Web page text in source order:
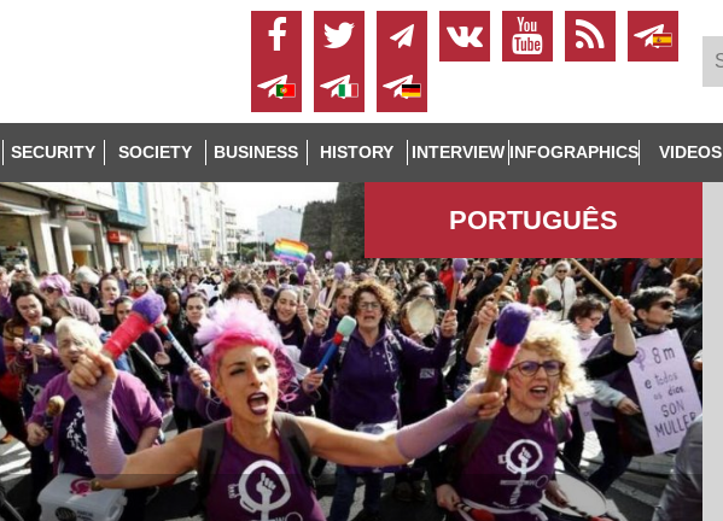
SECURITY SOCIETY BUSINESS HISTORY INTERVIEW INFOGRAPHICS VIDEOS
PORTUGUÊS